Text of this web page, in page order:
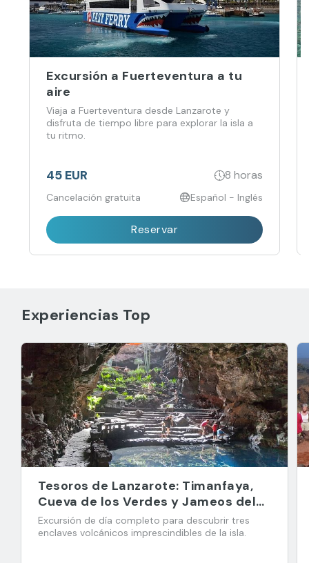
Excursión a Fuerteventura a tu
aire
Viaja a Fuerteventura desde Lanzarote y
disfruta de tiempo libre para explorar la isla a
tu ritmo.
45 EUR 8 horas
Cancelación gratuita Español - Inglés
Reservar
Experiencias Top
Tesoros de Lanzarote: Timanfaya,
Cueva de los Verdes y Jameos del
Agua
Excursión de día completo para descubrir tres
enclaves volcánicos imprescindibles de la isla.